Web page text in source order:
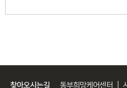
찾아오시는길 동부희망케어센터